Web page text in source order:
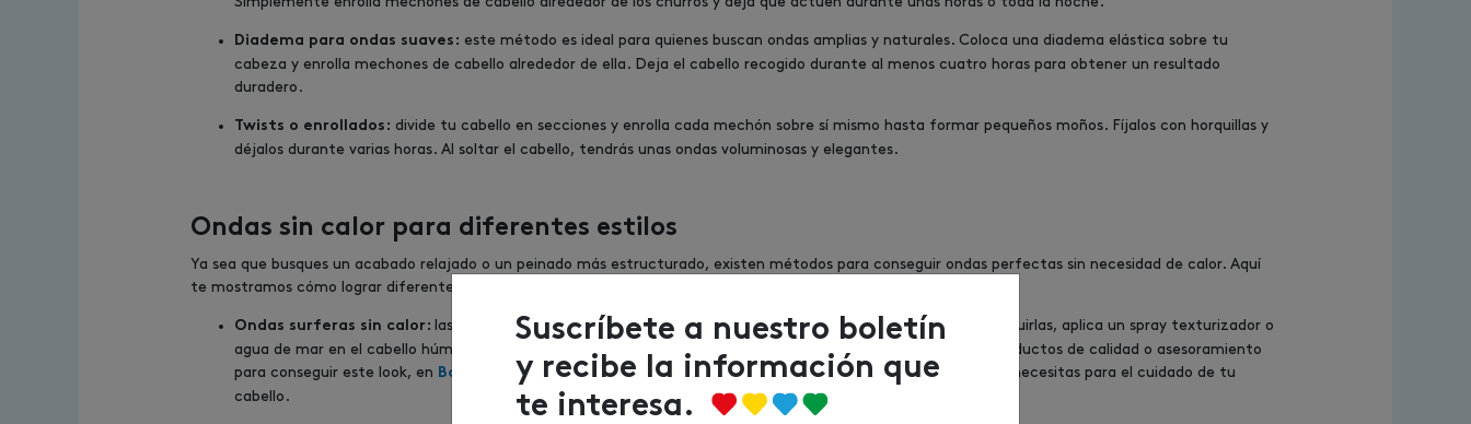
Diadema para ondas suaves: este método es ideal para quienes buscan ondas amplias y naturales. Coloca una diadema elástica sobre tu
cabeza y enrolla mechones de cabello alrededor de ella. Deja el cabello recogido durante al menos cuatro horas para obtener un resultado
duradero.
Twists o enrollados: divide tu cabello en secciones y enrolla cada mechón sobre sí mismo hasta formar pequeños moños. Fíjalos con horquillas y
déjalos durante varias horas. Al soltar el cabello, tendrás unas ondas voluminosas y elegantes.
Ondas sin calor para diferentes estilos
Ya sea que busques un acabado relajado o un peinado más estructurado, existen métodos para conseguir ondas perfectas sin necesidad de calor. Aquí
te mostramos cómo lograr diferentes estilos según tus preferencias:
Ondas surferas sin calor: las ondas surferas son perfectas para un look desenfadado y playero. Para conseguirlas, aplica un spray texturizador o
agua de mar en el cabello húmedo, realiza trenzas sueltas y déjalas actuar durante la noche. Si necesitas productos de calidad o asesoramiento
para conseguir este look, en Bob Hairstores , ubicado en nuestro centro comercial, encontrarás todo lo que necesitas para el cuidado de tu
cabello.
Suscríbete a nuestro boletín
y recibe la información que
te interesa.